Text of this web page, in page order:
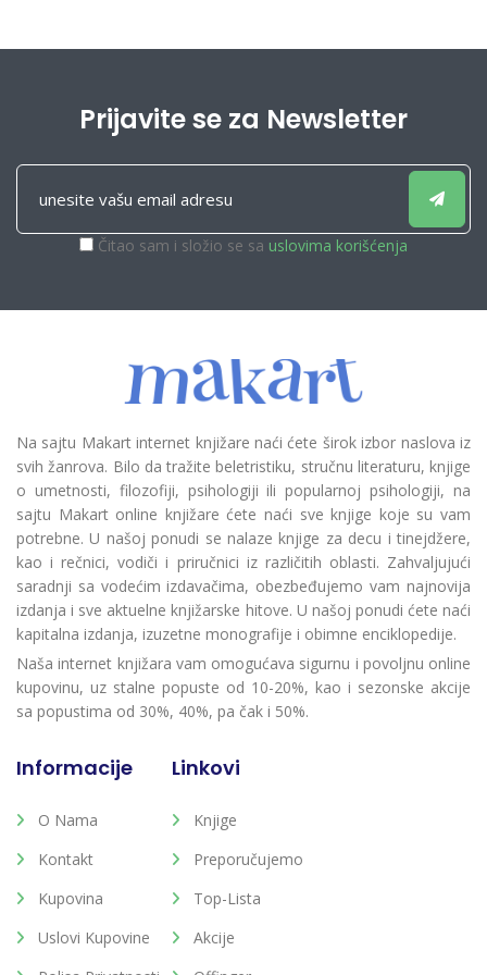
Prijavite se za Newsletter
Čitao sam i složio se sa uslovima korišćenja
Na sajtu Makart internet knjižare naći ćete širok izbor naslova iz
svih žanrova. Bilo da tražite beletristiku, stručnu literaturu, knjige
o umetnosti, filozofiji, psihologiji ili popularnoj psihologiji, na
sajtu Makart online knjižare ćete naći sve knjige koje su vam
potrebne. U našoj ponudi se nalaze knjige za decu i tinejdžere,
kao i rečnici, vodiči i priručnici iz različitih oblasti. Zahvaljujući
saradnji sa vodećim izdavačima, obezbeđujemo vam najnovija
izdanja i sve aktuelne knjižarske hitove. U našoj ponudi ćete naći
kapitalna izdanja, izuzetne monografije i obimne enciklopedije.
Naša internet knjižara vam omogućava sigurnu i povoljnu online
kupovinu, uz stalne popuste od 10-20%, kao i sezonske akcije
sa popustima od 30%, 40%, pa čak i 50%.
Informacije
O Nama
Kontakt
Kupovina
Uslovi Kupovine
Linkovi
Knjige
Preporučujemo
Top-Lista
Akcije